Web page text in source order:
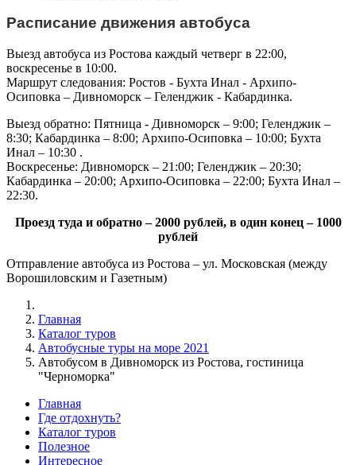
Расписание движения автобуса
Выезд автобуса из Ростова каждый четверг в 22:00,
воскресенье в 10:00.
Маршрут следования: Ростов - Бухта Инал - Архипо-
Осиповка – Дивноморск – Геленджик - Кабардинка.
Выезд обратно: Пятница - Дивноморск – 9:00; Геленджик –
8:30; Кабардинка – 8:00; Архипо-Осиповка – 10:00; Бухта
Инал – 10:30 .
Воскресенье: Дивноморск – 21:00; Геленджик – 20:30;
Кабардинка – 20:00; Архипо-Осиповка – 22:00; Бухта Инал –
22:30.
Проезд туда и обратно – 2000 рублей, в один конец – 1000
рублей
Отправление автобуса из Ростова – ул. Московская (между
Ворошиловским и Газетным)
Главная
Каталог туров
Автобусные туры на море 2021
Автобусом в Дивноморск из Ростова, гостиница
"Черноморка"
Главная
Где отдохнуть?
Каталог туров
Полезное
Интересное